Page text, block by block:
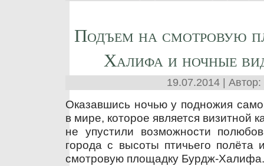
Подъем на смотровую
Халифа и ночные
19.07.2014 | Автор:
Оказавшись ночью у подножия
в мире, которое является визитной
не упустили возможности
города с высоты птичьего
смотровую площадку Бурдж-Халифа.